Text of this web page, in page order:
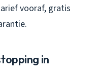
vooraf, gratis
in